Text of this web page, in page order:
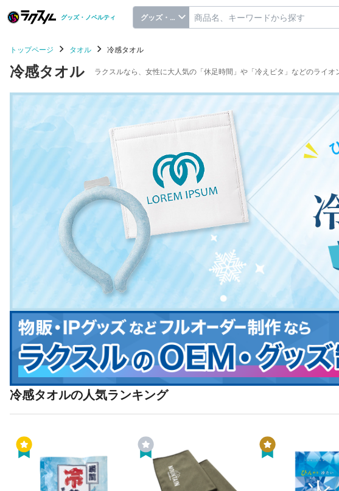
グッズ・ノベルティ グッズ・ノベルティ
トップページ タオル 冷感タオル
冷感タオル ラクスルなら、女性に大人気の「休足時間」や「冷えピタ」などのライオ
冷感タオルの人気ランキング